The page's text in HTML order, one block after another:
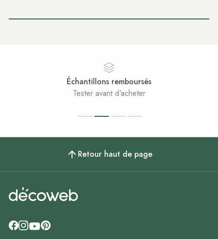
Échantillons remboursés
Tester avant d'acheter
Retour haut de page